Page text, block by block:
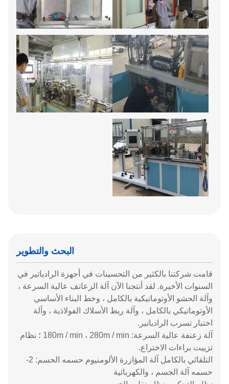
البحث والتطوير
قامت شركتنا بالكثير من التحسينات في أجهزة الرادياتير في
السنوات الأخيرة. لقد أنتجنا الآن آلة الزعانف عالية السرعة ،
وآلة الحشو الأوتوماتيكية بالكامل ، وخط البناء الأساسي
الأوتوماتيكي بالكامل ، وآلة ربط الأسلاك الفولاذية ، وآلة
اختبار تسرب الرادياتير.
آلة زعنفة عالية السرعة: 180m / min ، 280m / min ؛ نظام
تزييت براءات الاختراع.
التلقائي بالكامل آلة المؤازرة الألومنيوم حسمه الحسم: 2-
حسمه آلة الجسم ، والكهربائية